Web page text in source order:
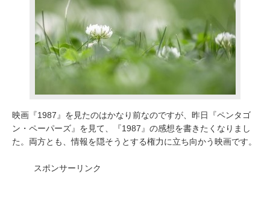
映画『1987』を見たのはかなり前なのですが、昨日『ペンタゴ
ン・ペーパーズ』を見て、『1987』の感想を書きたくなりまし
た。両方とも、情報を隠そうとする権力に立ち向かう映画です。
スポンサーリンク